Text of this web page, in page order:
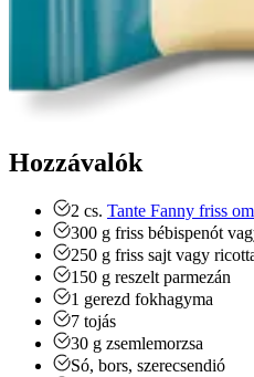
Hozzávalók
2 cs. Tante Fanny friss
300 g friss bébispenót
250 g friss sajt vagy
150 g reszelt parmezán
1 gerezd fokhagyma
7 tojás
30 g zsemlemorzsa
Só, bors, szerecsendió